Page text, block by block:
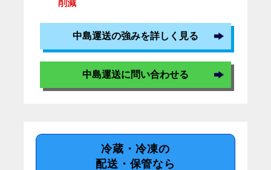
削減
中島運送の強みを詳しく見る
中島運送に問い合わせる
冷蔵・冷凍の
配送・保管なら